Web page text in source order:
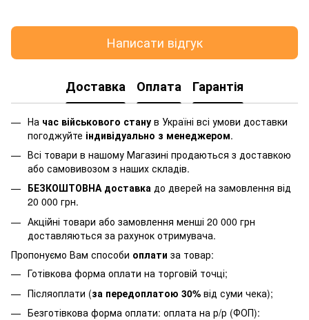
Написати відгук
Доставка Оплата Гарантія
На час військового стану в Україні всі умови доставки
погоджуйте індивідуально з менеджером.
Всі товари в нашому Магазині продаються з доставкою
або самовивозом з наших складів.
БЕЗКОШТОВНА доставка до дверей на замовлення від
20 000 грн.
Акційні товари або замовлення менші 20 000 грн
доставляються за рахунок отримувача.
Пропонуємо Вам способи оплати за товар:
Готівкова форма оплати на торговій точці;
Післяоплати (за передоплатою 30% від суми чека);
Безготівкова форма оплати: оплата на р/р (ФОП):